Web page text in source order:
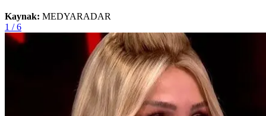
Kaynak: MEDYARADAR
1 / 6